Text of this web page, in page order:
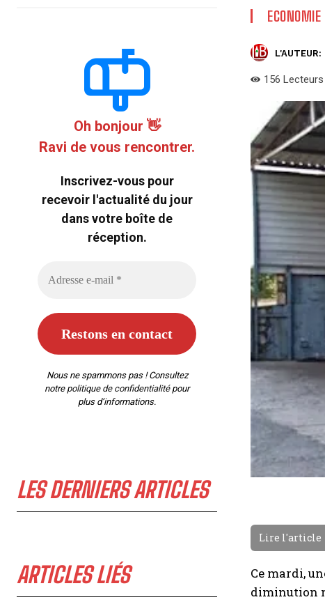
Oh bonjour 👋
Ravi de vous rencontrer.
Inscrivez-vous pour
recevoir l'actualité du jour
dans votre boîte de
réception.
Nous ne spammons pas ! Consultez
notre politique de confidentialitépour
plus d’informations.
LES DERNIERS ARTICLES
ARTICLES LIÉS
ECONOMIE
L'AUTEUR:
156 Lecteurs
Lire l'article
Ce mardi,
diminution